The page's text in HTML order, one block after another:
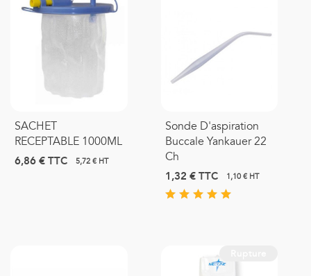
SACHET
RECEPTABLE 1000ML
6,86 €TTC 5,72 € HT
Sonde D'aspiration
Buccale Yankauer 22
Ch
1,32 €TTC 1,10 € HT